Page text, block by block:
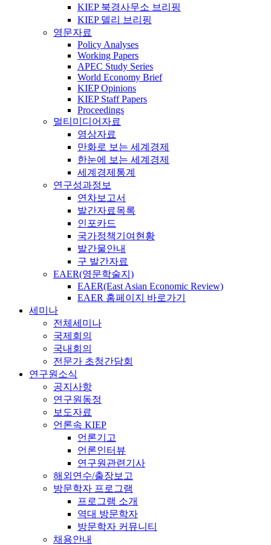
KIEP 북경사무소 브리핑
KIEP 델리 브리핑
영문자료
Policy Analyses
Working Papers
APEC Study Series
World Economy Brief
KIEP Opinions
KIEP Staff Papers
Proceedings
멀티미디어자료
영상자료
만화로 보는 세계경제
한눈에 보는 세계경제
세계경제통계
연구성과정보
연차보고서
발간자료목록
인포카드
국가정책기여현황
발간물안내
구 발간자료
EAER(영문학술지)
EAER(East Asian Economic Review)
EAER 홈페이지 바로가기
세미나
전체세미나
국제회의
국내회의
전문가 초청간담회
연구원소식
공지사항
연구원동정
보도자료
언론속 KIEP
언론기고
언론인터뷰
연구원관련기사
해외연수/출장보고
방문학자 프로그램
프로그램 소개
역대 방문학자
방문학자 커뮤니티
채용안내